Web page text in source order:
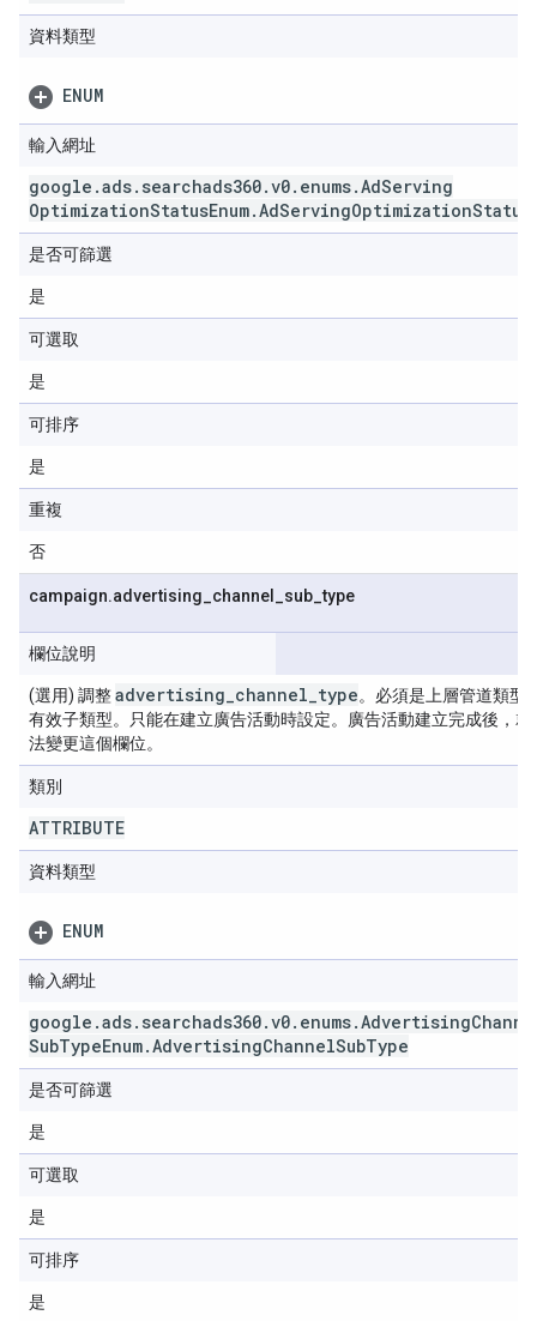
資料類型
ENUM
輸入網址
google .ads. searchads360.v0. enums.AdServing
OptimizationStatusEnum.AdServingOptimizationStatus
是否可篩選
是
可選取
是
可排序
是
重複
否
campaign.advertising channel sub _type
欄位說明
(選用) 調整advertising channel type。必須是上層管道類型
有效子類型。只能在建立廣告活動時設定。廣告活動建立完成後，就
法變更這個欄位。
類別
ATTRIBUTE
資料類型
ENUM
輸入網址
google .ads. searchads360.v0. enums.Advertising
SubTypeEnum.AdvertisingChannelSubType
是否可篩選
是
可選取
是
可排序
是